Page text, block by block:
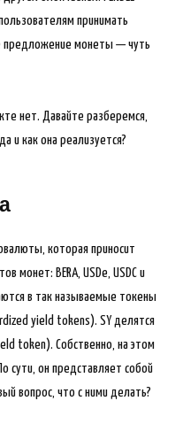
принимать
предложение монеты — чуть
нет. Давайте разберемся,
и как она реализуется?
которая приносит
монет: BERA, USDe, USDC и
в так называемые токены
yield tokens). SY делятся
token). Собственно, на этом
сути, он представляет собой
вопрос, что с ними делать?